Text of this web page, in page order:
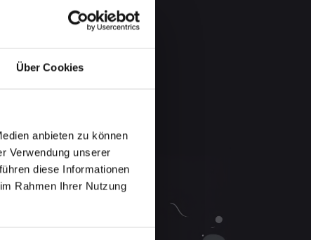
Über Cookies
anbieten zu können
Verwendung unserer
diese Informationen
Rahmen Ihrer Nutzung